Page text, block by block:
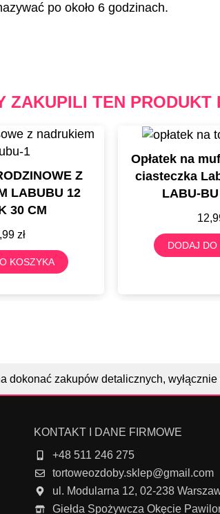
po około 6 godzinach.
ZAKUPILI TEN PRODUKT
Z
LABUBU 12
30 CM
zł
KOSZYKA
Opłatek na
ciasteczka
LABU-
DODAJ
dokonać zakupów detalicznych,
KONTAKT I DANE FIRMOWE
+48 511 246 275
tortoweozdoby.sklep@gmail.com
ul. Modularna 12, 02-238
Giełda Spożywcza Okęcie